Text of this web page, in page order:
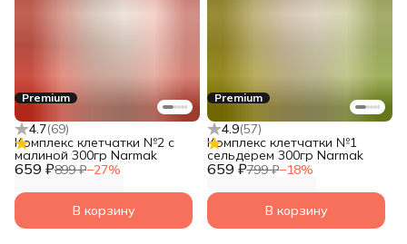
Premium
4.7(69)
659 ₽899 ₽−27%
Комплекс клетчатки №2 с
малиной 300гр Narmak
В корзину
Premium
4.9(57)
659 ₽799 ₽−18%
Комплекс клетчатки №1
сельдерем 300гр Narmak
В корзину